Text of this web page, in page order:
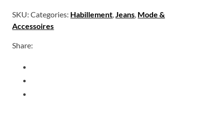
SKU:Categories: Habillement,Jeans, Mode &
Accessoires
Share: